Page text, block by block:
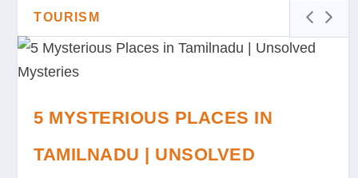
TOURISM
5 MYSTERIOUS PLACES IN
TAMILNADU | UNSOLVED